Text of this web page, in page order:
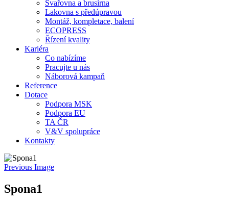
Svařovna a brusírna
Lakovna s předúpravou
Montáž, kompletace, balení
ECOPRESS
Řízení kvality
Kariéra
Co nabízíme
Pracujte u nás
Náborová kampaň
Reference
Dotace
Podpora MSK
Podpora EU
TA ČR
V&V spolupráce
Kontakty
Previous Image
Spona1